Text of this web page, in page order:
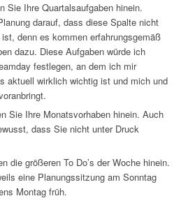
Sie Ihre Quartalsaufgaben hinein.
darauf, dass diese Spalte nicht
denn es kommen erfahrungsgemäß
dazu. Diese Aufgaben würde ich
festlegen, an dem ich mir
aktuell wirklich wichtig ist und mich und
Sie Ihre Monatsvorhaben hinein. Auch
dass Sie nicht unter Druck
die größeren To Do’s der Woche hinein.
eine Planungssitzung am Sonntag
Montag früh.